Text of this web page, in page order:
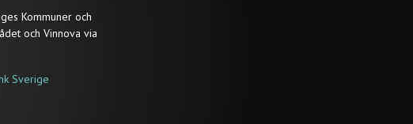
Kommuner och
och Vinnova via
Sverige